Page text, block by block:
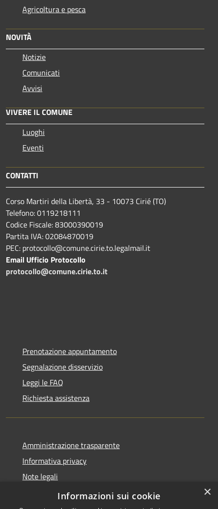
Agricoltura e pesca
NOVITÀ
Notizie
Comunicati
Avvisi
VIVERE IL COMUNE
Luoghi
Eventi
CONTATTI
Corso Martiri della Libertà, 33 - 10073 Cirié (TO)
Telefono: 0119218111
Codice Fiscale: 83000390019
Partita IVA: 02084870019
PEC: protocollo@comune.cirie.to.legalmail.it
Email Ufficio Protocollo
protocollo@comune.cirie.to.it
Prenotazione appuntamento
Segnalazione disservizio
Leggi le FAQ
Richiesta assistenza
Amministrazione trasparente
Informativa privacy
Note legali
Dichiarazione di accessibilità
×
Informazioni sui cookie